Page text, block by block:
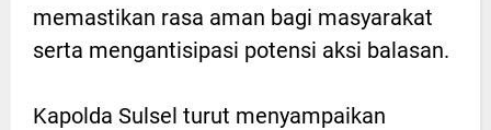
memastikan rasa aman bagi masyarakat
serta mengantisipasi potensi aksi balasan.
Kapolda Sulsel turut menyampaikan